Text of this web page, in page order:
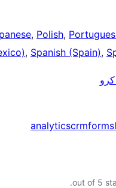
, Polish,
, Spanish (Spain),
analyticscrmforms